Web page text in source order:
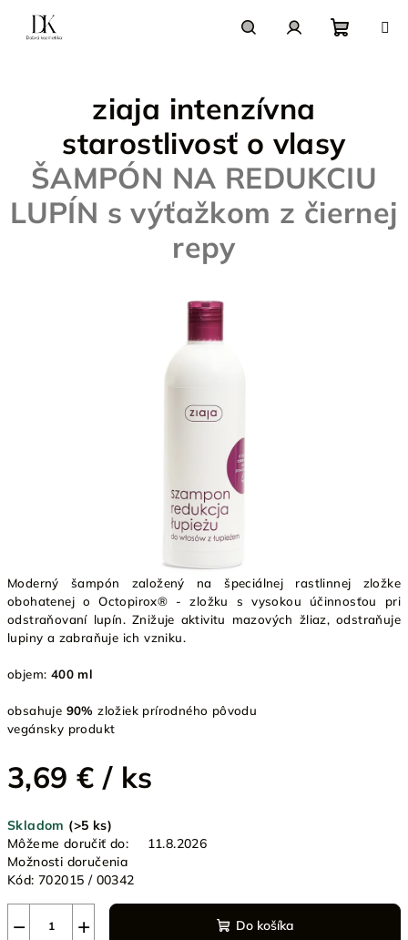
obsah
Moderný šampón založený na špeciálnej rastlinnej zložke
obohatenej o Octopirox® - zložku s vysokou účinnosťou pri
odstraňovaní lupín. Znižuje aktivitu mazových žliaz, odstraňuje
lupiny a zabraňuje ich vzniku.
objem: 400 ml
obsahuje 90% zložiek prírodného pôvodu
vegánsky produkt
3,69 € / ks
cena:
Skladom (>5 ks)
Môžeme doručiť do:
11.8.2026
Možnosti doručenia
Kód: 702015 / 00342
+
− Do košíka
ziaja intenzívna
starostlivosť o vlasy
ŠAMPÓN NA REDUKCIU
LUPÍN s výťažkom z čiernej
repy